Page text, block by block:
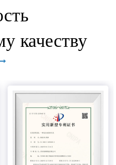
качеству